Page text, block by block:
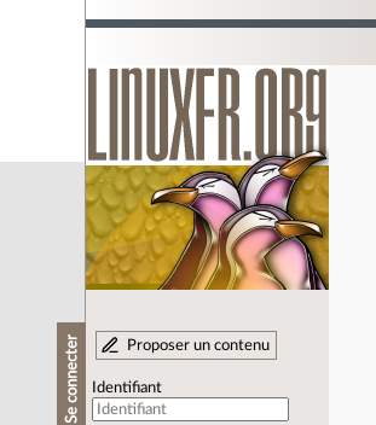
Se connecter Proposer un contenu
Identifiant